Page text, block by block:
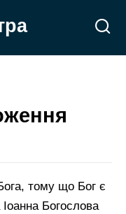
тому що Бог є
Богослова